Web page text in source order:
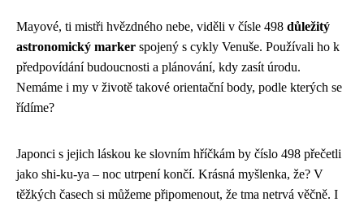
Mayové, ti mistři hvězdného nebe, viděli v čísle 498 důležitý
astronomický marker spojený s cykly Venuše. Používali ho k
předpovídání budoucnosti a plánování, kdy zasít úrodu.
Nemáme i my v životě takové orientační body, podle kterých se
řídíme?
Japonci s jejich láskou ke slovním hříčkám by číslo 498 přečetli
jako shi-ku-ya – noc utrpení končí. Krásná myšlenka, že? V
těžkých časech si můžeme připomenout, že tma netrvá věčně. I